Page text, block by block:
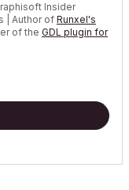
Insider
| Author of Runxel's
of the GDL plugin for
It Does ///